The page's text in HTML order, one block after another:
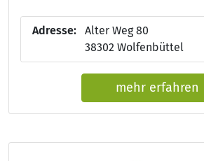
Adresse:
Alter Weg 80
38302 Wolfenbüttel
mehr erfahren